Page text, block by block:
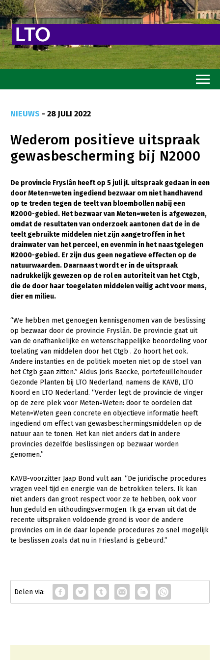
Goed eten
Mooi groen
Sterk ondernemerschap
Transitiepaden
Thema’s
Gezonde planten
Gezonde dieren
Natuur, klimaat en energie
Bodem en water
Mens, ondernemerschap en onderwijs
Internationaal
Sectoren
Dier
Biologische Landbouw
Geitenhouderij
Kalverhouderij
Konijnenhouderij
Paardenhouderij
Pluimveehouderij
Schapenhouderij
Varkenshouderij
Plant
Akkerbouw
Biologische Landbouw
Bollenteelt
Fruitteelt
Glastuinbouw
Paddenstoelen
Vollegrondsgroente
Multifunctioneel
Vrouw en Bedrijf
Onderwerpen
Nieuws
NIEUWS - 28 JULI 2022
Wederom positieve uitspraak
gewasbescherming bij N2000
De provincie Fryslân heeft op 5 juli jl. uitspraak gedaan in een
door Meten=weten ingediend bezwaar om niet handhavend
op te treden tegen de teelt van bloembollen nabij een
N2000-gebied. Het bezwaar van Meten=weten is afgewezen,
omdat de resultaten van onderzoek aantonen dat de in de
teelt gebruikte middelen niet zijn aangetroffen in het
drainwater van het perceel, en evenmin in het naastgelegen
N2000-gebied. Er zijn dus geen negatieve effecten op de
natuurwaarden. Daarnaast wordt er in de uitspraak
nadrukkelijk gewezen op de rol en autoriteit van het Ctgb,
die de door haar toegelaten middelen veilig acht voor mens,
dier en milieu.
“We hebben met genoegen kennisgenomen van de beslissing
op bezwaar door de provincie Fryslân. De provincie gaat uit
van de onafhankelijke en wetenschappelijke beoordeling voor
toelating van middelen door het Ctgb . Zo hoort het ook.
Andere instanties en de politiek moeten niet op de stoel van
het Ctgb gaan zitten.” Aldus Joris Baecke, portefeuillehouder
Gezonde Planten bij LTO Nederland, namens de KAVB, LTO
Noord en LTO Nederland. “Verder legt de provincie de vinger
op de zere plek voor Meten=Weten: door te oordelen dat
Meten=Weten geen concrete en objectieve informatie heeft
ingediend om effect van gewasbeschermingsmiddelen op de
natuur aan te tonen. Het kan niet anders dat in andere
provincies dezelfde beslissingen op bezwaar worden
genomen.”
KAVB-voorzitter Jaap Bond vult aan. “De juridische procedures
vragen veel tijd en energie van de betrokken telers. Ik kan
niet anders dan groot respect voor ze te hebben, ook voor
hun geduld en uithoudingsvermogen. Ik ga ervan uit dat de
recente uitspraken voldoende grond is voor de andere
provincies om in de daar lopende procedures zo snel mogelijk
te beslissen zoals dat nu in Friesland is gebeurd.”